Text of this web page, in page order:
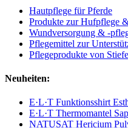
Hautpflege für Pferde
Produkte zur Hufpflege
Wundversorgung & -
Pflegemittel zur
Pflegeprodukte von
Neuheiten:
E·L·T Funktionsshirt
E·L·T Thermomantel
NATUSAT Hericium